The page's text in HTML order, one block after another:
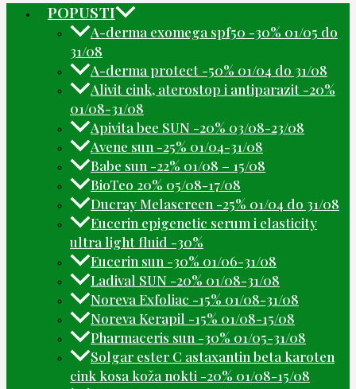
POPUSTI
A-derma exomega spf50 -30% 01/05 do
31/08
A-derma protect -50% 01/04 do 31/08
Alivit cink, aterostop i antiparazit -20%
01/08-31/08
Apivita bee SUN -20% 03/08-23/08
Avene sun -25% 01/04-31/08
Babe sun -22% 01/08 – 15/08
BioTeo 20% 05/08-17/08
Ducray Melascreen -25% 01/04 do 31/08
Eucerin epigenetic serum i elasticity
ultra light fluid -30%
Eucerin sun -30% 01/06-31/08
Ladival SUN -20% 01/08-31/08
Noreva Exfoliac -15% 01/08-31/08
Noreva Kerapil -15% 01/08-15/08
Pharmaceris sun -30% 01/05-31/08
Solgar ester C astaxantin beta karoten
cink kosa koža nokti -20% 01/08-15/08